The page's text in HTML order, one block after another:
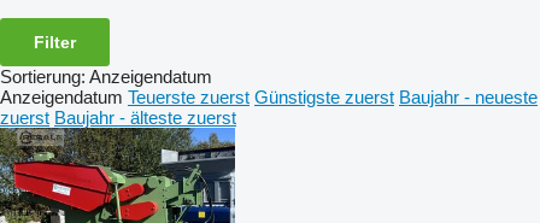
Filter
Sortierung: Anzeigendatum
Anzeigendatum Teuerste zuerst Günstigste zuerst Baujahr - neueste
zuerst Baujahr - älteste zuerst